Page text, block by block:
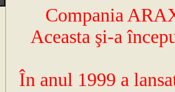
Compania
Aceasta şi-a
În anul 1999 a